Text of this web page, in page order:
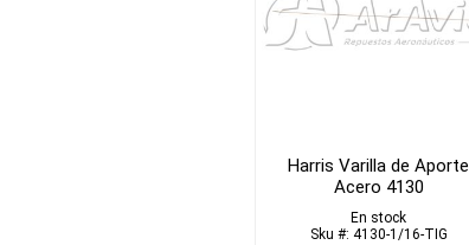
Harris Varilla de Aporte
Acero 4130
En stock
Sku #: 4130-1/16-TIG